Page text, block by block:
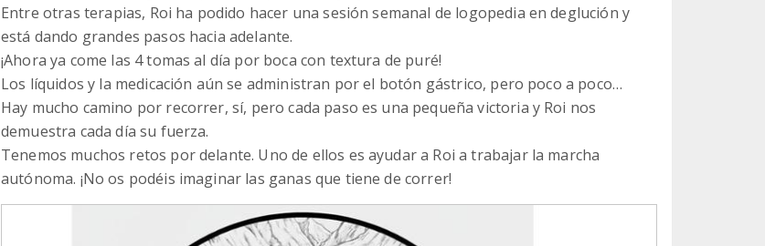
Entre otras terapias, Roi ha podido hacer una sesión semanal de logopedia en deglución y
está dando grandes pasos hacia adelante.
¡Ahora ya come las 4 tomas al día por boca con textura de puré!
Los líquidos y la medicación aún se administran por el botón gástrico, pero poco a poco…
Hay mucho camino por recorrer, sí, pero cada paso es una pequeña victoria y Roi nos
demuestra cada día su fuerza.
Tenemos muchos retos por delante. Uno de ellos es ayudar a Roi a trabajar la marcha
autónoma. ¡No os podéis imaginar las ganas que tiene de correr!